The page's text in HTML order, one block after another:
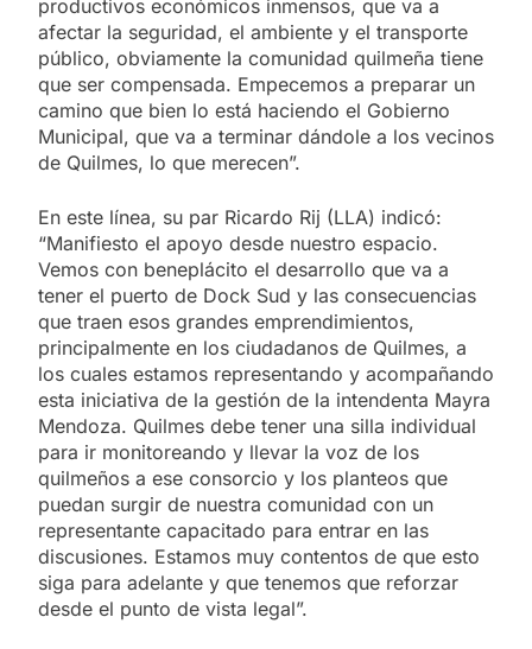
productivos económicos inmensos, que va a
afectar la seguridad, el ambiente y el transporte
público, obviamente la comunidad quilmeña tiene
que ser compensada. Empecemos a preparar un
camino que bien lo está haciendo el Gobierno
Municipal, que va a terminar dándole a los vecinos
de Quilmes, lo que merecen”.
En este línea, su par Ricardo Rij (LLA) indicó:
“Manifiesto el apoyo desde nuestro espacio.
Vemos con beneplácito el desarrollo que va a
tener el puerto de Dock Sud y las consecuencias
que traen esos grandes emprendimientos,
principalmente en los ciudadanos de Quilmes, a
los cuales estamos representando y acompañando
esta iniciativa de la gestión de la intendenta Mayra
Mendoza. Quilmes debe tener una silla individual
para ir monitoreando y llevar la voz de los
quilmeños a ese consorcio y los planteos que
puedan surgir de nuestra comunidad con un
representante capacitado para entrar en las
discusiones. Estamos muy contentos de que esto
siga para adelante y que tenemos que reforzar
desde el punto de vista legal”.